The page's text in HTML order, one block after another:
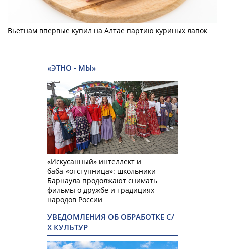
Вьетнам впервые купил на Алтае партию куриных лапок
«ЭТНО - МЫ»
«Искусанный» интеллект и
баба-«отступница»: школьники
Барнаула продолжают снимать
фильмы о дружбе и традициях
народов России
УВЕДОМЛЕНИЯ ОБ ОБРАБОТКЕ С/
Х КУЛЬТУР